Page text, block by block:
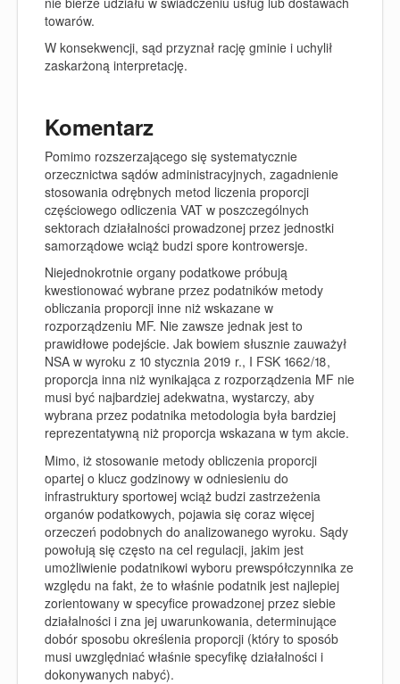
towarów.
W konsekwencji, sąd przyznał rację gminie i uchylił
zaskarżoną interpretację.
Komentarz
Pomimo rozszerzającego się systematycznie
orzecznictwa sądów administracyjnych, zagadnienie
stosowania odrębnych metod liczenia proporcji
częściowego odliczenia VAT w poszczególnych
sektorach działalności prowadzonej przez jednostki
samorządowe wciąż budzi spore kontrowersje.
Niejednokrotnie organy podatkowe próbują
kwestionować wybrane przez podatników metody
obliczania proporcji inne niż wskazane w
rozporządzeniu MF. Nie zawsze jednak jest to
prawidłowe podejście. Jak bowiem słusznie zauważył
NSA w wyroku z 10 stycznia 2019 r., I FSK 1662/18,
proporcja inna niż wynikająca z rozporządzenia MF nie
musi być najbardziej adekwatna, wystarczy, aby
wybrana przez podatnika metodologia była bardziej
reprezentatywną niż proporcja wskazana w tym akcie.
Mimo, iż stosowanie metody obliczenia proporcji
opartej o klucz godzinowy w odniesieniu do
infrastruktury sportowej wciąż budzi zastrzeżenia
organów podatkowych, pojawia się coraz więcej
orzeczeń podobnych do analizowanego wyroku. Sądy
powołują się często na cel regulacji, jakim jest
umożliwienie podatnikowi wyboru prewspółczynnika ze
względu na fakt, że to właśnie podatnik jest najlepiej
zorientowany w specyfice prowadzonej przez siebie
działalności i zna jej uwarunkowania, determinujące
dobór sposobu określenia proporcji (który to sposób
musi uwzględniać właśnie specyfikę działalności i
dokonywanych nabyć).